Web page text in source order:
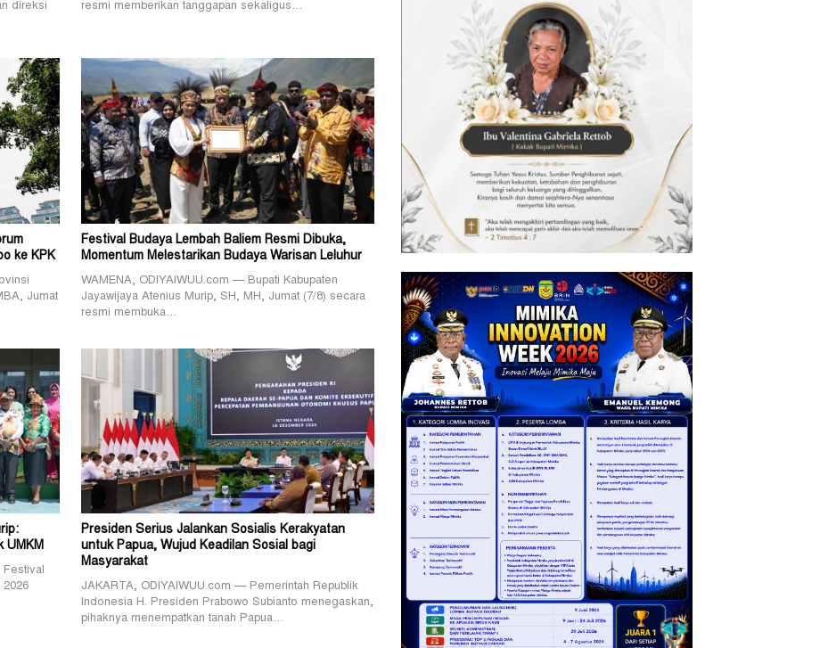
direksi
resmi memberikan tanggapan sekaligus…
ke KPK
Jumat
Festival Budaya Lembah Baliem Resmi Dibuka,
Momentum Melestarikan Budaya Warisan Leluhur
WAMENA, ODIYAIWUU.com — Bupati Kabupaten
Jayawijaya Atenius Murip, SH, MH, Jumat (7/8) secara
resmi membuka…
UMKM
Festival
2026
Presiden Serius Jalankan Sosialis Kerakyatan
untuk Papua, Wujud Keadilan Sosial bagi
Masyarakat
JAKARTA, ODIYAIWUU.com — Pemerintah Republik
Indonesia H. Presiden Prabowo Subianto menegaskan,
pihaknya menempatkan tanah Papua…